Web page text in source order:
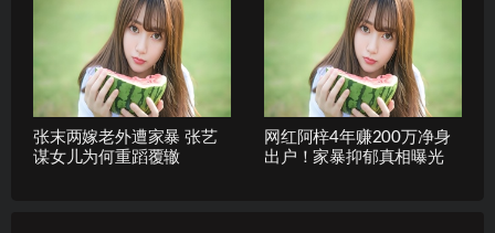
张末两嫁老外遭家暴 张艺
谋女儿为何重蹈覆辙
网红阿梓4年赚200万净身
出户！家暴抑郁真相曝光